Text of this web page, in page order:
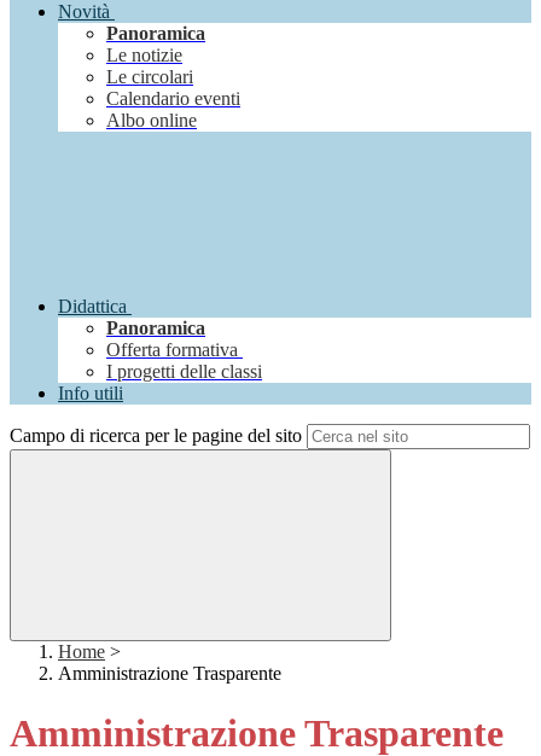
Novità
Panoramica
Le notizie
Le circolari
Calendario eventi
Albo online
Didattica
Panoramica
Offerta formativa
I progetti delle classi
Info utili
Campo di ricerca per le pagine del sito
Home >
Amministrazione Trasparente
Amministrazione Trasparente